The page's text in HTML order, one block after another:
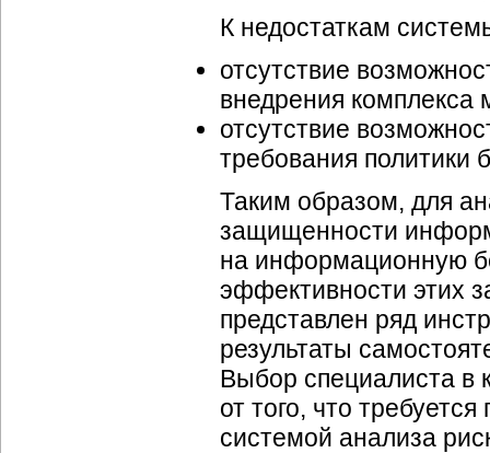
К недостаткам
отсутствие
внедрения
отсутствие
требования политики
Таким образом, для
защищенности
на информационную
эффективности этих
представлен ряд
результаты
Выбор специалиста в
от того, что
системой анализа